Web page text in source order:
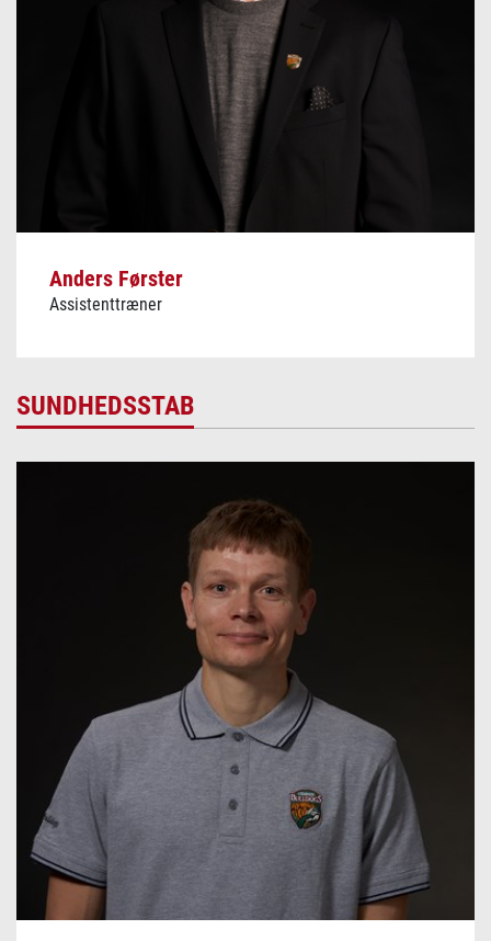
Anders Førster
Assistenttræner
SUNDHEDSSTAB